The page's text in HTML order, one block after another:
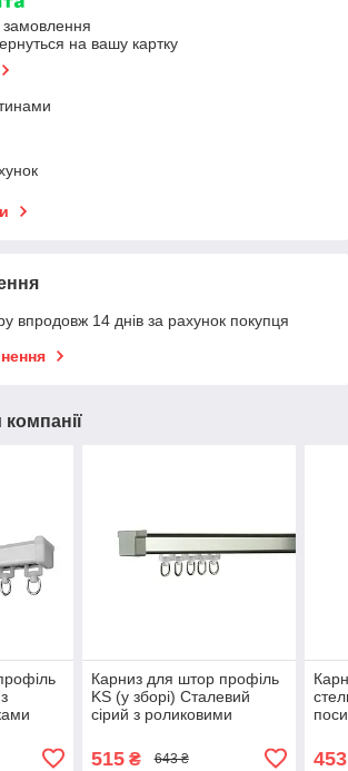
на вашу картку
впродовж 14 днів за рахунок покупця
компанії
Карниз для штор профіль
KS (у зборі) Сталевий
сірий з роликовими
515₴ 643 ₴ 453